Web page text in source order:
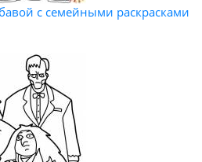
с семейными раскрасками